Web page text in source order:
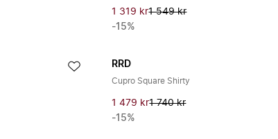
1 319 kr1 549 kr
-15%
RRD
Cupro Square Shirty
1 479 kr1 740 kr
-15%